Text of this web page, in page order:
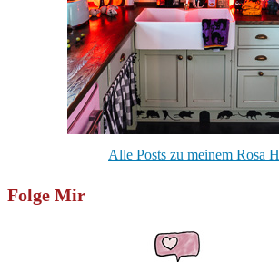
Alle Posts zu meinem Rosa
Folge Mir